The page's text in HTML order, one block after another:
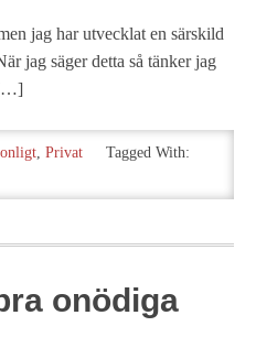
jag har utvecklat en särskild
jag säger detta så tänker jag
[…]
, Privat
Tagged With:
onödiga